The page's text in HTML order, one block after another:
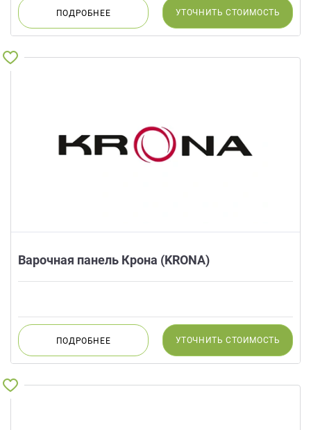
ПОДРОБНЕЕ УТОЧНИТЬ СТОИМОСТЬ
Варочная панель Крона (KRONA)
ПОДРОБНЕЕ УТОЧНИТЬ СТОИМОСТЬ